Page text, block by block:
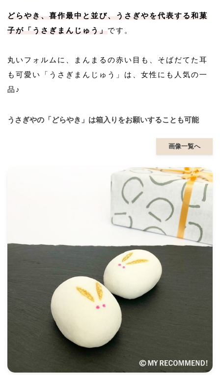
どらやき、喜作最中と並び、うさぎやを代表する和菓
子が「うさぎまんじゅう」 です。
丸いフォルムに、まんまるの赤い目も、そばだてた耳
も可愛い「うさぎまんじゅう」は、女性にも人気の一
品♪
うさぎやの「どらやき」は箱入りをお願いすることも可能
画像一覧へ